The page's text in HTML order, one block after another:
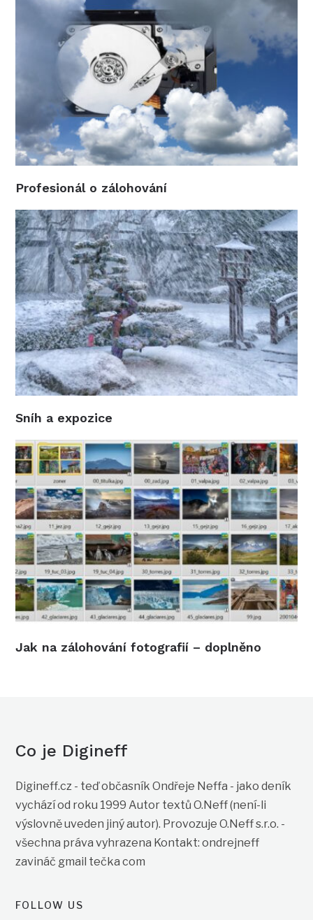
Profesionál o zálohování
Sníh a expozice
Jak na zálohování fotografií – doplněno
Co je Digineff
Digineff.cz - teď občasník Ondřeje Neffa - jako deník
vychází od roku 1999 Autor textů O.Neff (není-li
výslovně uveden jiný autor). Provozuje O.Neff s.r.o. -
všechna práva vyhrazena Kontakt: ondrejneff
zavináč gmail tečka com
FOLLOW US